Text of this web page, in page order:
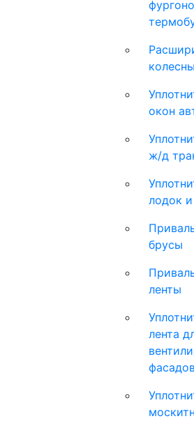
окон
ж/д
лодок
брусы
ленты
лента